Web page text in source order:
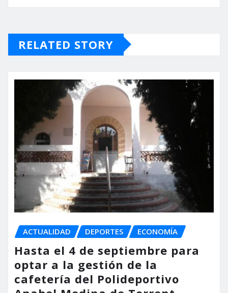
RELATED STORY
ACTUALIDAD DEPORTES ECONOMÍA
Hasta el 4 de septiembre para
optar a la gestión de la
cafetería del Polideportivo